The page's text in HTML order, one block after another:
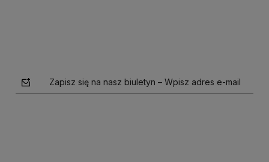
Zapisz się na nasz biuletyn – Wpisz adres e-mail